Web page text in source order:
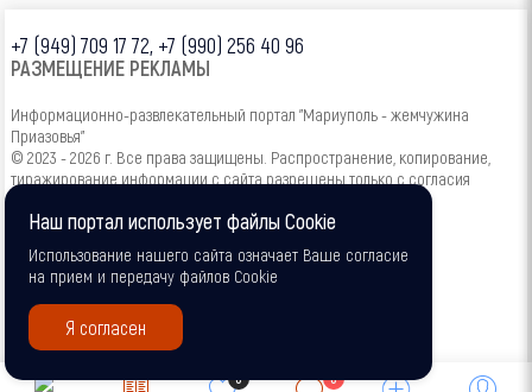
0 0
+7 (949) 709 17 72, +7 (990) 256 40 96
РАЗМЕЩЕНИЕ РЕКЛАМЫ
Информационно-развлекательный портал "Мариуполь - жемчужина
Приазовья"
© 2023 - 2026 г. Все права защищены. Распространение, копирование,
тиражирование информации с сайта разрешены только с согласия
16+
Наш портал использует файлы Cookie
Использование нашего сайта означает Ваше согласие
на прием и передачу файлов Cookie
Я согласен